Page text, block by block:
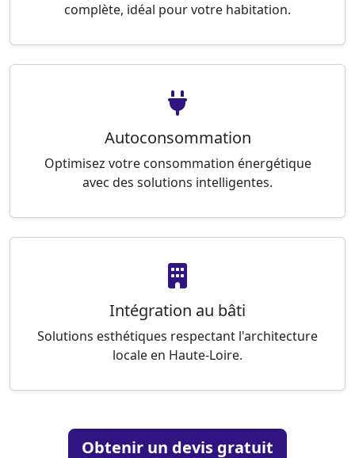
complète, idéal pour votre habitation.
Autoconsommation
Optimisez votre consommation énergétique
avec des solutions intelligentes.
Intégration au bâti
Solutions esthétiques respectant l'architecture
locale en Haute-Loire.
Obtenir un devis gratuit